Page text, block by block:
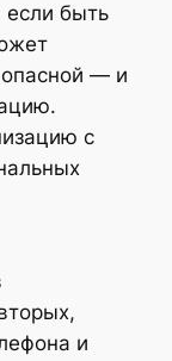
быть
— и
с
и